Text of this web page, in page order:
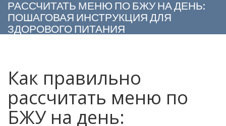
РАССЧИТАТЬ МЕНЮ ПО БЖУ НА ДЕНЬ:
ПОШАГОВАЯ ИНСТРУКЦИЯ ДЛЯ
ЗДОРОВОГО ПИТАНИЯ
Как правильно
рассчитать меню по
БЖУ на день: